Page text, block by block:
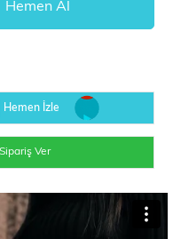
Hemen İzle
Ver